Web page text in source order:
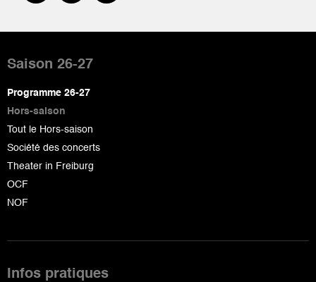
de
page
Saison 26-27
Programme 26-27
Hors-saison
Tout le Hors-saison
Société des concerts
Theater in Freiburg
OCF
NOF
Infos pratiques